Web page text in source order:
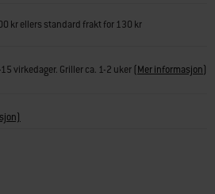
kr ellers standard frakt for 130 kr
virkedager. Griller ca. 1-2 uker(Mer informasjon)